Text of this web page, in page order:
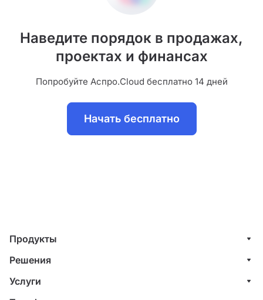
Наведите порядок в продажах,
проектах и финансах
Попробуйте Аспро.Cloud бесплатно 14 дней
Начать бесплатно
Продукты
Управление клиентами (CRM)
Проекты
Финансы
Решения
ИТ-компании
Услуги